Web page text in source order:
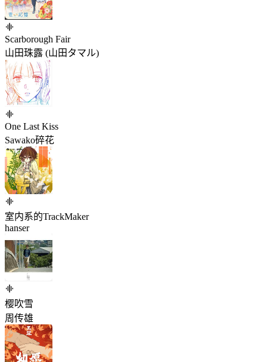
Scarborough Fair
山田珠露 (山田タマル)
One Last Kiss
Sawako碎花
室内系的TrackMaker
hanser
樱吹雪
周传雄